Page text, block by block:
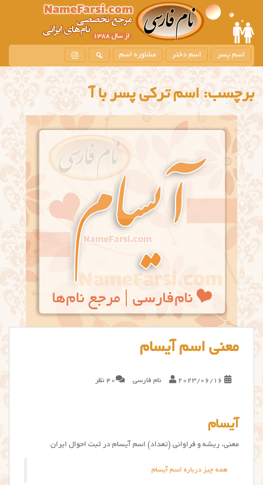
m
i
c
n
t
اسم پسر اسم دختر مشاوره اسم
برچسب:اسم ترکی پسر با آ
معنی اسم آیسام
2023/06/16 نام فارسی 40 نظر
آیسام
معنی، ریشه و فراوانی (تعداد) اسم آیسام در ثبت احوال ایران
همه چیز درباره اسم آیسام